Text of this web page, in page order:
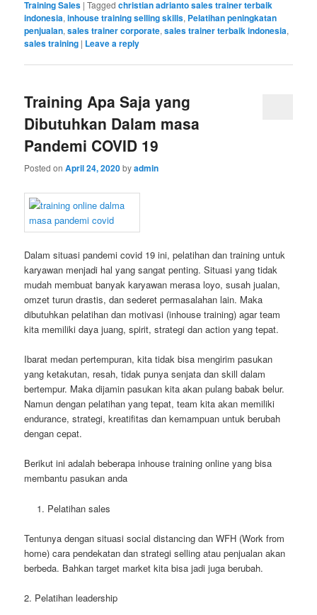
Training Sales |Tagged christian adrianto sales trainer terbaik
indonesia,inhouse training selling skills, Pelatihan peningkatan
penjualan,sales trainer corporate,sales trainer terbaik indonesia,
sales training | Leave a reply
Training Apa Saja yang
Dibutuhkan Dalam masa
Pandemi COVID 19
Posted onApril 24, 2020byadmin
Dalam situasi pandemi covid 19 ini, pelatihan dan training untuk
karyawan menjadi hal yang sangat penting. Situasi yang tidak
mudah membuat banyak karyawan merasa loyo, susah jualan,
omzet turun drastis, dan sederet permasalahan lain. Maka
dibutuhkan pelatihan dan motivasi (inhouse training) agar team
kita memiliki daya juang, spirit, strategi dan action yang tepat.
Ibarat medan pertempuran, kita tidak bisa mengirim pasukan
yang ketakutan, resah, tidak punya senjata dan skill dalam
bertempur. Maka dijamin pasukan kita akan pulang babak belur.
Namun dengan pelatihan yang tepat, team kita akan memiliki
endurance, strategi, kreatifitas dan kemampuan untuk berubah
dengan cepat.
Berikut ini adalah beberapa inhouse training online yang bisa
membantu pasukan anda
Pelatihan sales
Tentunya dengan situasi social distancing dan WFH (Work from
home) cara pendekatan dan strategi selling atau penjualan akan
berbeda. Bahkan target market kita bisa jadi juga berubah.
2. Pelatihan leadership